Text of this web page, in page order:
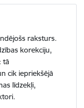
raksturs.
korekciju,
tā
cik iepriekšējā
līdzekļi,